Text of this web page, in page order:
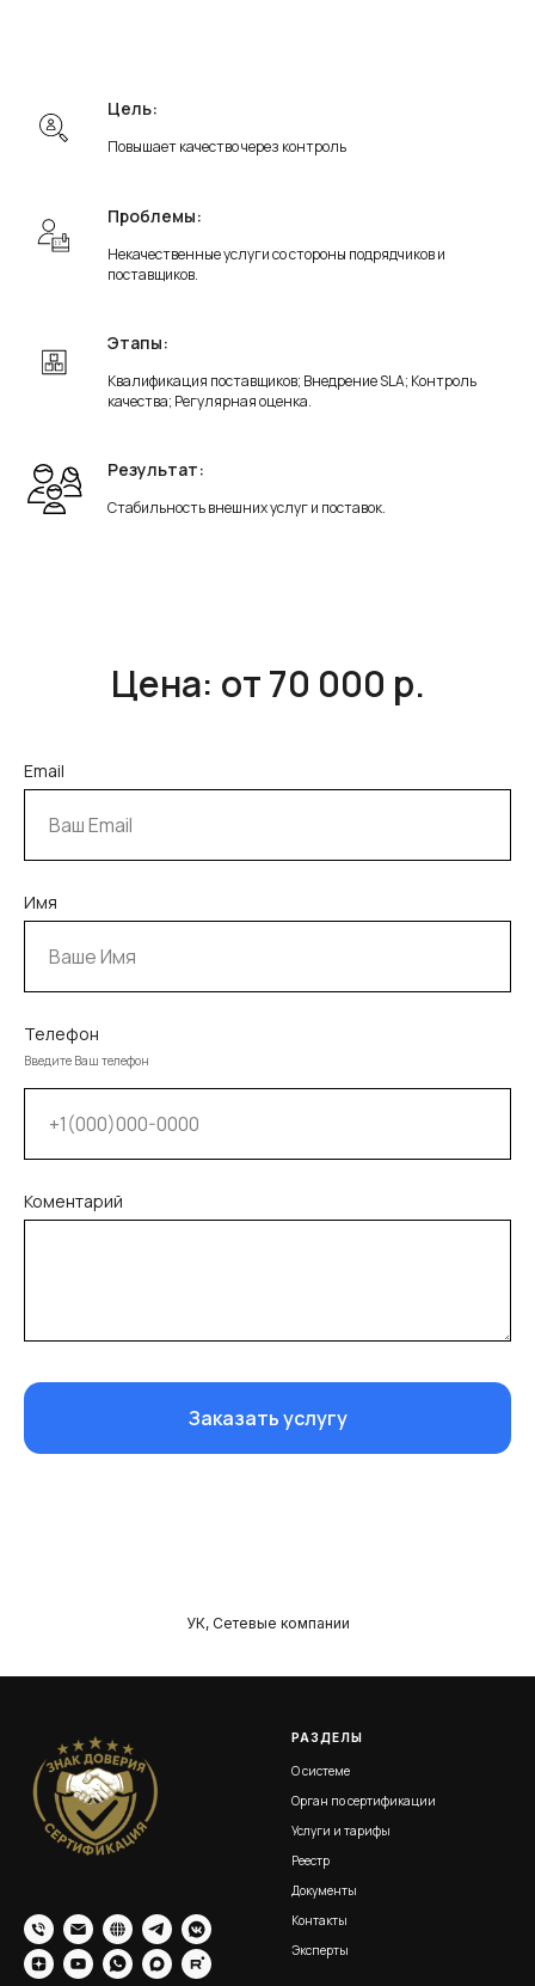
Цель:
Повышает качество через контроль
Проблемы:
Некачественные услуги со стороны подрядчиков и
поставщиков.
Этапы:
Квалификация поставщиков; Внедрение SLA; Контроль
качества; Регулярная оценка.
Результат:
Стабильность внешних услуг и поставок.
Цена: от 70 000 р.
Email
Имя
Телефон
Введите Ваш телефон
Коментарий
Заказать услугу
УК, Сетевые компании
РАЗДЕЛЫ
О системе
Орган по сертификации
Услуги и тарифы
Реестр
Документы
Контакты
Эксперты